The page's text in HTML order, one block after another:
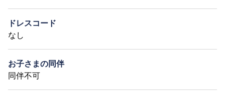
ドレスコード
なし
お子さまの同伴
同伴不可